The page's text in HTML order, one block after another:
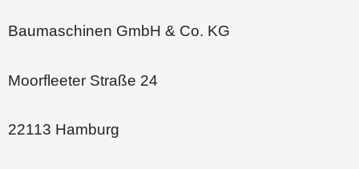
Baumaschinen GmbH & Co. KG
Moorfleeter Straße 24
22113 Hamburg